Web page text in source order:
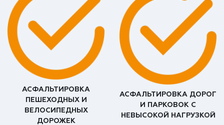
АСФАЛЬТИРОВКА
ПЕШЕХОДНЫХ И
ВЕЛОСИПЕДНЫХ
ДОРОЖЕК
АСФАЛЬТИРОВКА ДОРОГ
И ПАРКОВОК С
НЕВЫСОКОЙ НАГРУЗКОЙ